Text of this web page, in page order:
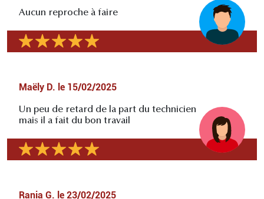
Aucun reproche à faire
Maëly D. le 15/02/2025
Un peu de retard de la part du technicien
mais il a fait du bon travail
Rania G. le 23/02/2025